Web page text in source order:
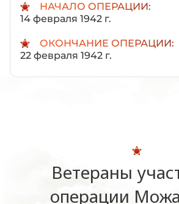
НАЧАЛО ОПЕРАЦИИ:
14 февраля 1942 г.
ОКОНЧАНИЕ ОПЕРАЦИИ:
22 февраля 1942 г.
Ветераны
операции